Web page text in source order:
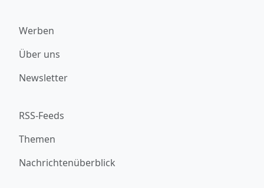
Werben
Über uns
Newsletter
RSS-Feeds
Themen
Nachrichtenüberblick